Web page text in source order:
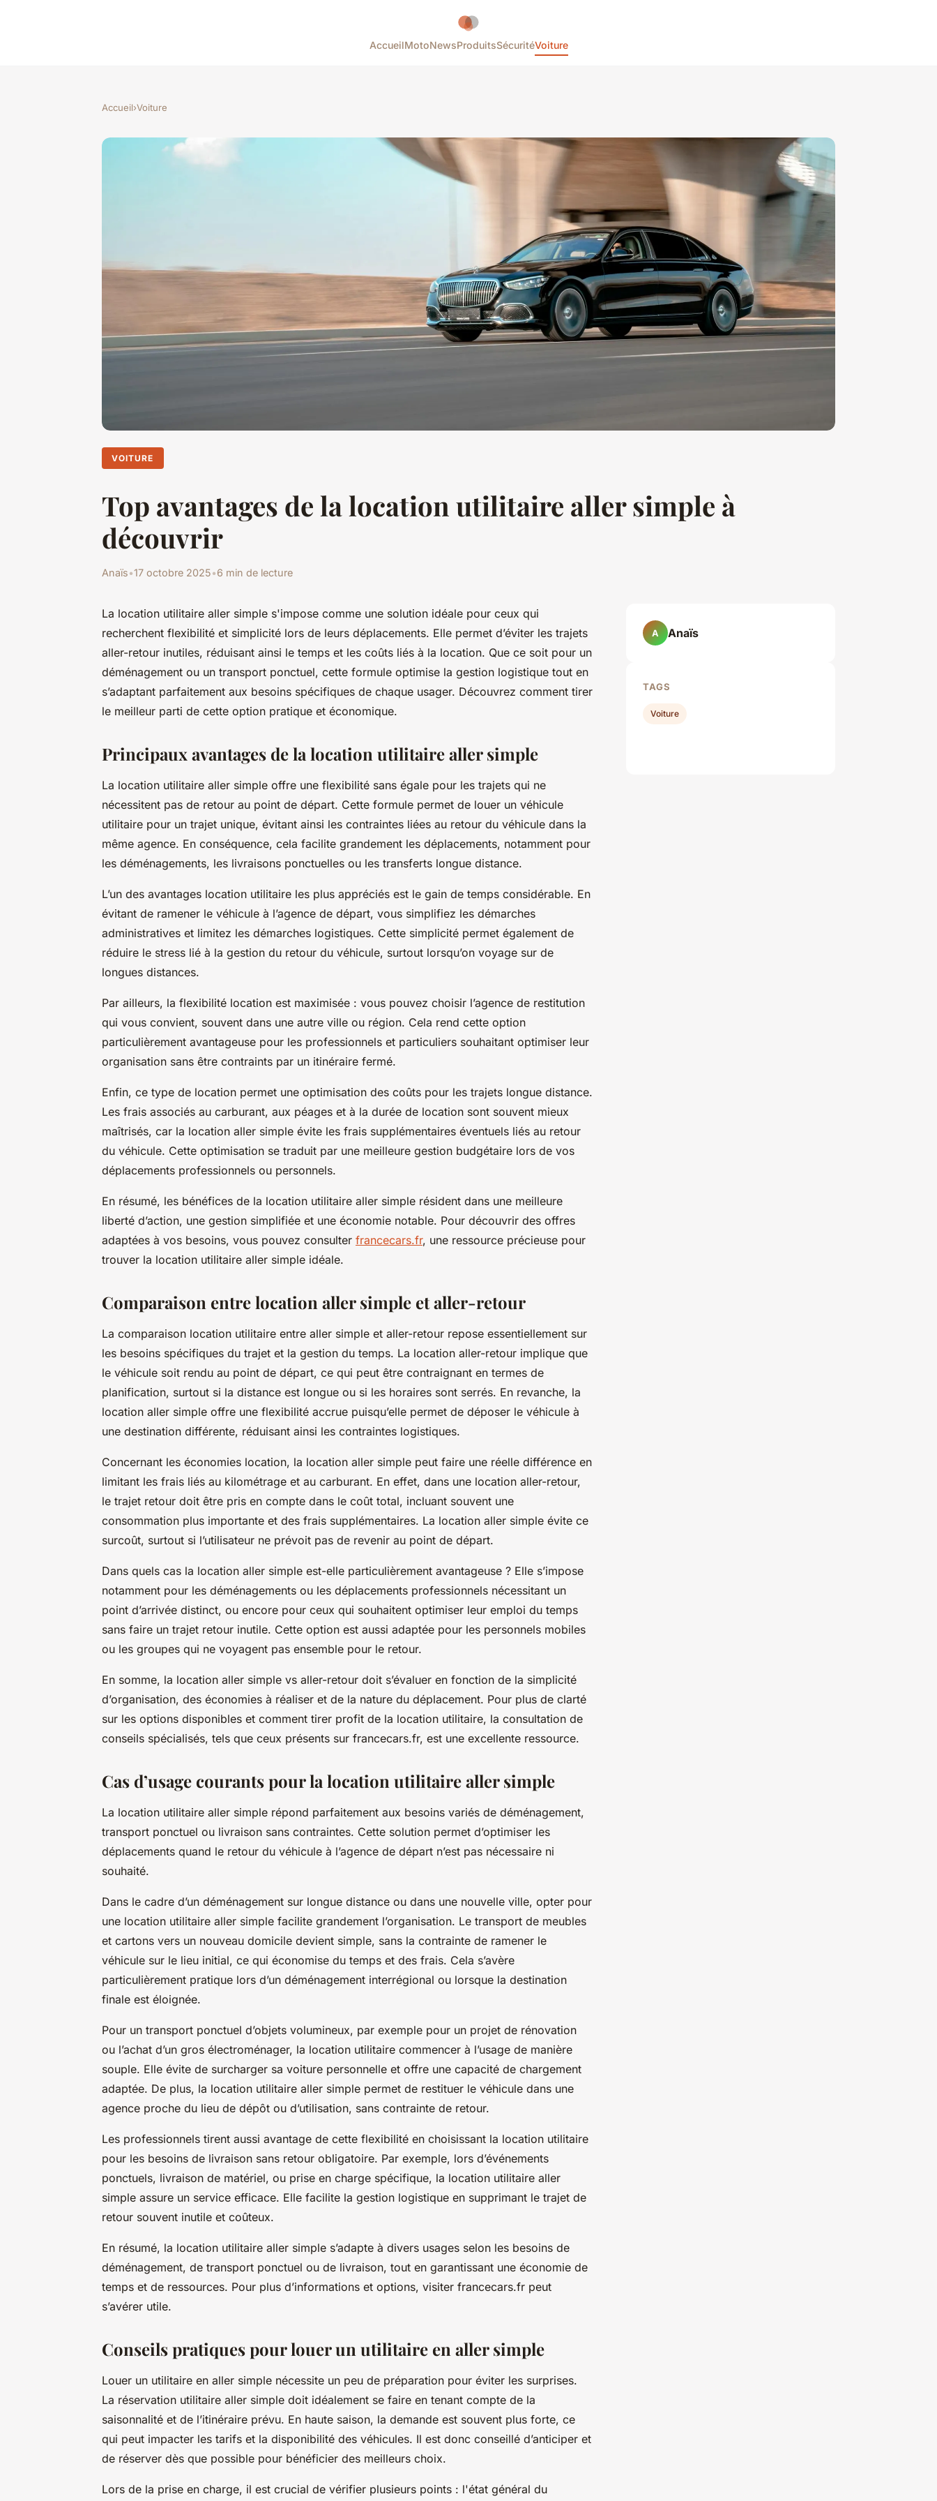
AccueilMotoNewsProduitsSécuritéVoiture
Accueil›Voiture
VOITURE
Top avantages de la location utilitaire aller simple à
découvrir
Anaïs•17 octobre 2025•6 min de lecture
La location utilitaire aller simple s'impose comme une solution idéale pour ceux qui
recherchent flexibilité et simplicité lors de leurs déplacements. Elle permet d’éviter les trajets
aller-retour inutiles, réduisant ainsi le temps et les coûts liés à la location. Que ce soit pour un
déménagement ou un transport ponctuel, cette formule optimise la gestion logistique tout en
s’adaptant parfaitement aux besoins spécifiques de chaque usager. Découvrez comment tirer
le meilleur parti de cette option pratique et économique.
Principaux avantages de la location utilitaire aller simple
La location utilitaire aller simple offre une flexibilité sans égale pour les trajets qui ne
nécessitent pas de retour au point de départ. Cette formule permet de louer un véhicule
utilitaire pour un trajet unique, évitant ainsi les contraintes liées au retour du véhicule dans la
même agence. En conséquence, cela facilite grandement les déplacements, notamment pour
les déménagements, les livraisons ponctuelles ou les transferts longue distance.
L’un des avantages location utilitaire les plus appréciés est le gain de temps considérable. En
évitant de ramener le véhicule à l’agence de départ, vous simplifiez les démarches
administratives et limitez les démarches logistiques. Cette simplicité permet également de
réduire le stress lié à la gestion du retour du véhicule, surtout lorsqu’on voyage sur de
longues distances.
Par ailleurs, la flexibilité location est maximisée : vous pouvez choisir l’agence de restitution
qui vous convient, souvent dans une autre ville ou région. Cela rend cette option
particulièrement avantageuse pour les professionnels et particuliers souhaitant optimiser leur
organisation sans être contraints par un itinéraire fermé.
Enfin, ce type de location permet une optimisation des coûts pour les trajets longue distance.
Les frais associés au carburant, aux péages et à la durée de location sont souvent mieux
maîtrisés, car la location aller simple évite les frais supplémentaires éventuels liés au retour
du véhicule. Cette optimisation se traduit par une meilleure gestion budgétaire lors de vos
déplacements professionnels ou personnels.
En résumé, les bénéfices de la location utilitaire aller simple résident dans une meilleure
liberté d’action, une gestion simplifiée et une économie notable. Pour découvrir des offres
adaptées à vos besoins, vous pouvez consulter francecars.fr, une ressource précieuse pour
trouver la location utilitaire aller simple idéale.
Comparaison entre location aller simple et aller-retour
La comparaison location utilitaire entre aller simple et aller-retour repose essentiellement sur
les besoins spécifiques du trajet et la gestion du temps. La location aller-retour implique que
le véhicule soit rendu au point de départ, ce qui peut être contraignant en termes de
planification, surtout si la distance est longue ou si les horaires sont serrés. En revanche, la
location aller simple offre une flexibilité accrue puisqu’elle permet de déposer le véhicule à
une destination différente, réduisant ainsi les contraintes logistiques.
Concernant les économies location, la location aller simple peut faire une réelle différence en
limitant les frais liés au kilométrage et au carburant. En effet, dans une location aller-retour,
le trajet retour doit être pris en compte dans le coût total, incluant souvent une
consommation plus importante et des frais supplémentaires. La location aller simple évite ce
surcoût, surtout si l’utilisateur ne prévoit pas de revenir au point de départ.
Dans quels cas la location aller simple est-elle particulièrement avantageuse ? Elle s’impose
notamment pour les déménagements ou les déplacements professionnels nécessitant un
point d’arrivée distinct, ou encore pour ceux qui souhaitent optimiser leur emploi du temps
sans faire un trajet retour inutile. Cette option est aussi adaptée pour les personnels mobiles
ou les groupes qui ne voyagent pas ensemble pour le retour.
En somme, la location aller simple vs aller-retour doit s’évaluer en fonction de la simplicité
d’organisation, des économies à réaliser et de la nature du déplacement. Pour plus de clarté
sur les options disponibles et comment tirer profit de la location utilitaire, la consultation de
conseils spécialisés, tels que ceux présents sur francecars.fr, est une excellente ressource.
Cas d’usage courants pour la location utilitaire aller simple
La location utilitaire aller simple répond parfaitement aux besoins variés de déménagement,
transport ponctuel ou livraison sans contraintes. Cette solution permet d’optimiser les
déplacements quand le retour du véhicule à l’agence de départ n’est pas nécessaire ni
souhaité.
Dans le cadre d’un déménagement sur longue distance ou dans une nouvelle ville, opter pour
une location utilitaire aller simple facilite grandement l’organisation. Le transport de meubles
et cartons vers un nouveau domicile devient simple, sans la contrainte de ramener le
véhicule sur le lieu initial, ce qui économise du temps et des frais. Cela s’avère
particulièrement pratique lors d’un déménagement interrégional ou lorsque la destination
finale est éloignée.
Pour un transport ponctuel d’objets volumineux, par exemple pour un projet de rénovation
ou l’achat d’un gros électroménager, la location utilitaire commencer à l’usage de manière
souple. Elle évite de surcharger sa voiture personnelle et offre une capacité de chargement
adaptée. De plus, la location utilitaire aller simple permet de restituer le véhicule dans une
agence proche du lieu de dépôt ou d’utilisation, sans contrainte de retour.
Les professionnels tirent aussi avantage de cette flexibilité en choisissant la location utilitaire
pour les besoins de livraison sans retour obligatoire. Par exemple, lors d’événements
ponctuels, livraison de matériel, ou prise en charge spécifique, la location utilitaire aller
simple assure un service efficace. Elle facilite la gestion logistique en supprimant le trajet de
retour souvent inutile et coûteux.
En résumé, la location utilitaire aller simple s’adapte à divers usages selon les besoins de
déménagement, de transport ponctuel ou de livraison, tout en garantissant une économie de
temps et de ressources. Pour plus d’informations et options, visiter francecars.fr peut
s’avérer utile.
Conseils pratiques pour louer un utilitaire en aller simple
Louer un utilitaire en aller simple nécessite un peu de préparation pour éviter les surprises.
La réservation utilitaire aller simple doit idéalement se faire en tenant compte de la
saisonnalité et de l’itinéraire prévu. En haute saison, la demande est souvent plus forte, ce
qui peut impacter les tarifs et la disponibilité des véhicules. Il est donc conseillé d’anticiper et
de réserver dès que possible pour bénéficier des meilleurs choix.
Lors de la prise en charge, il est crucial de vérifier plusieurs points : l'état général du
A Anaïs
TAGS
Voiture